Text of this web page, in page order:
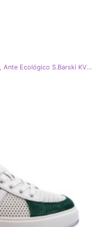
Sandalias Mujer Elegantes Con Adorno, Ante Ecológico S.Barski KV27-058 Verde